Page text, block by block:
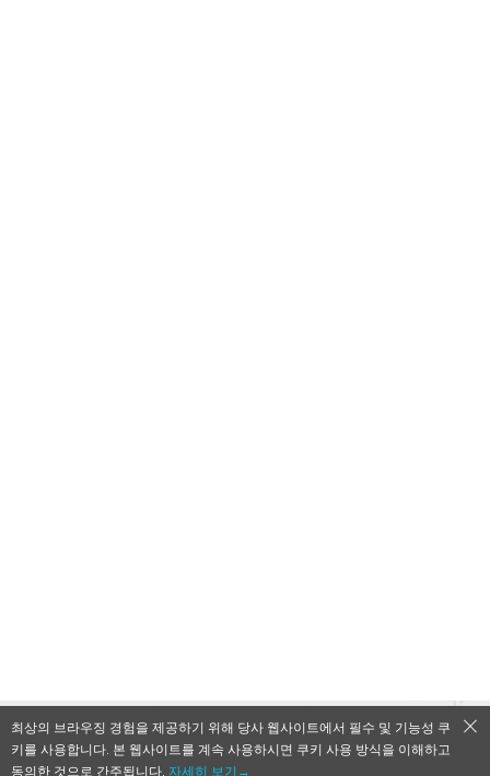
QooApp Limited © 2026
최상의 브라우징 경험을 제공하기 위해 당사 웹사이트에서 필수 및 기능성 쿠
키를 사용합니다. 본 웹사이트를 계속 사용하시면 쿠키 사용 방식을 이해하고
동의한 것으로 간주됩니다. 자세히 보기→